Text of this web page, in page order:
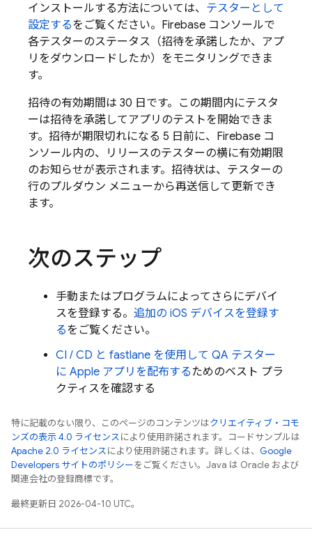
インストールする方法については、 テスターとして
設定するをご覧ください。 Firebase コンソールで
各テスターのステータス（招待を承諾したか、アプ
リをダウンロードしたか）をモニタリングできま
す。
招待の有効期間は 30 日です。この期間内にテスタ
ーは招待を承諾してアプリのテストを開始できま
す。招待が期限切れになる 5 日前に、 Firebase コ
ンソール内の、リリースのテスターの横に有効期限
のお知らせが表示されます。招待状は、テスターの
行のプルダウン メニューから再送信して更新でき
ます。
次のステップ
手動またはプログラムによってさらにデバイ
スを登録する。 追加の iOS デバイスを登録す
るをご覧ください。
CI / CD と fastlane を使用して QA テスター
に Apple アプリを配布する ためのベスト プラ
クティスを確認する
特に記載のない限り、このページのコンテンツはクリエイティブ・コモ
ンズの表示 4.0 ライセンスにより使用許諾されます。コードサンプルは
Apache 2.0 ライセンスにより使用許諾されます。詳しくは、 Google
Developers サイトのポリシーをご覧ください。Java は Oracle および
関連会社の登録商標です。
最終更新日 2026-04-10 UTC。